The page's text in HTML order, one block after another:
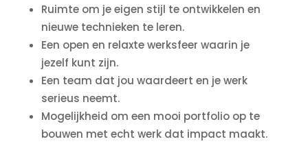
Ruimte om je eigen stijl te ontwikkelen en
nieuwe technieken te leren.
Een open en relaxte werksfeer waarin je
jezelf kunt zijn.
Een team dat jou waardeert en je werk
serieus neemt.
Mogelijkheid om een mooi portfolio op te
bouwen met echt werk dat impact maakt.